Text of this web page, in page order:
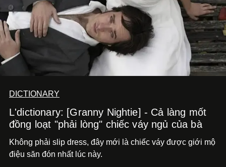
DICTIONARY
L'dictionary: [Granny Nightie] - Cả làng mốt
đồng loạt "phải lòng" chiếc váy ngủ của bà
Không phải slip dress, đây mới là chiếc váy được giới mộ
điệu săn đón nhất lúc này.